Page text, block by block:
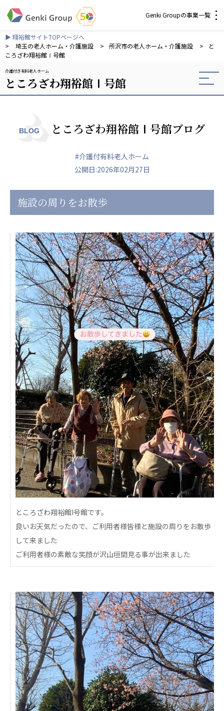
Genki Groupの事業一覧
介護・福祉
社会福祉法人 元気村グループ
社会福祉法人元気村
社会福祉法人長寿の森
株式会社 サンガジャパン
株式会社日本遮蔽技研
株式会社Genkiリレーションズ
日本高齢者福祉協会
株式会社 爽やかな風沖縄
爽やかな風 中部エリア
爽やかな風 那覇エリア
株式会社 鷹揚館
鷹揚館
社会福祉法人 共生会
特別養護老人ホーム 共生の家
株式会社 アジアメデカ元気事業団
アジアメデカ元気事業団
株式会社 爽やかな風九州
爽やかな風九州
株式会社 七星
七星
社会福祉法人 福ふく
福ふく
株式会社 せきれい
せきれい
社会福祉法人 心の会
心の会
医療（共に生きる仲間達）
医療法人社団 美翔会
聖心美容クリニック
S-Labo（渋谷院）
医療法人社団 デンタルケアコミュニティ
フォレストデンタルクリニック
松園第二病院
複合ケアセンターまつぞの
医療法人社団 鴻愛会
こうのす共生病院
OKP with Life クリニック
こうのすナーシングホーム共生園
あげお共生の家
医療法人 京都翔医会
▶ 翔裕館サイトTOPページへ
>
埼玉の老人ホーム・介護施設 > 所沢市の老人ホーム・介護施設 >
と
ころざわ翔裕館Ⅰ号館
介護付き有料老人ホーム
ところざわ翔裕館Ⅰ号館
BLOG ところざわ翔裕館Ⅰ号館ブログ
#介護付有料老人ホーム
公開日:2026年02月27日
施設の周りをお散歩
ところざわ翔裕館I号館です。
良いお天気だったので、ご利用者様皆様と施設の周りをお散歩
して来ました
ご利用者様の素敵な笑顔が沢山垣間見る事が出来ました